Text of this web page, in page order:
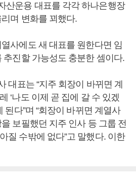
산운용 대표를 각각 하나은행장
며 변화를 꾀했다.
사에도 새 대표를 원한다면 임
추진할 가능성도 충분한 셈이다.
대표는 “지주 회장이 바뀌면 계
‘나도 이제 곧 집에 갈 수 있겠
된다”며 “회장이 바뀌면 계열사
보필했던 지주 인사 등 그룹 전
질 수밖에 없다”고 말했다. 이한